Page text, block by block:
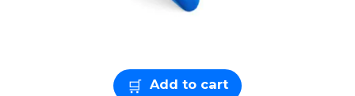
Add to cart